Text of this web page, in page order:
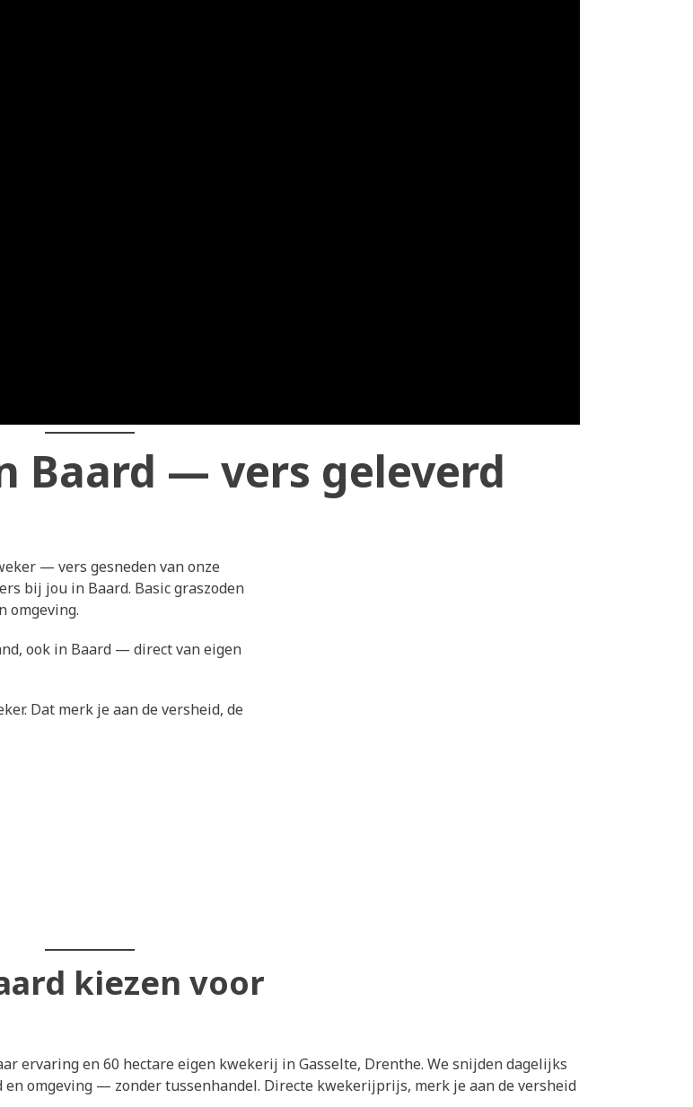
Baard — vers geleverd
— vers gesneden van onze
bij jou in Baard. Basic graszoden
omgeving.
ook in Baard — direct van eigen
Dat merk je aan de versheid, de
kiezen voor
ervaring en 60 hectare eigen kwekerij in Gasselte, Drenthe. We snijden dagelijks
omgeving — zonder tussenhandel. Directe kwekerijprijs, merk je aan de versheid